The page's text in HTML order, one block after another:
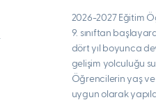
2026-2027 Eğitim
9. sınıftan
dört yıl boyunca
gelişim yolculuğu
Öğrencilerin yaş
uygun olarak